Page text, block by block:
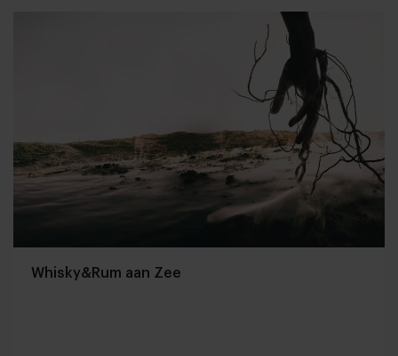
Whisky&Rum aan Zee